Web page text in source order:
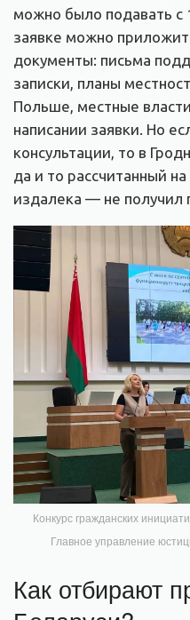
можно было подавать с
заявке можно
документы: письма
записки, планы
Польше, местные
написании заявки. Но
консультации, то в
да и то рассчитанный
издалека — не получил
Конкурс гражданских
Главное управление
Как отбирают